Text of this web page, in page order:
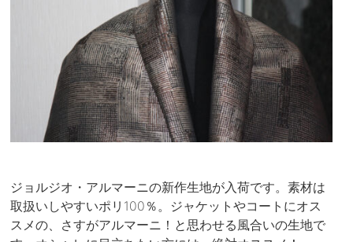
ジョルジオ・アルマーニの新作生地が入荷です。素材は
取扱いしやすいポリ100％。ジャケットやコートにオス
スメの、さすがアルマーニ！と思わせる風合いの生地で